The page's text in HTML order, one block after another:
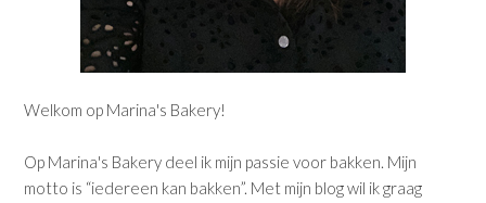
Welkom op Marina's Bakery!
Op Marina's Bakery deel ik mijn passie voor bakken. Mijn
motto is “iedereen kan bakken”. Met mijn blog wil ik graag